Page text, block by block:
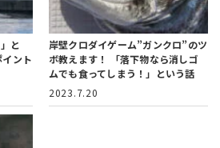
と
ント
岸壁クロダイゲーム”ガンクロ”のツ
ボ教えます！
「落下物なら消しゴ
ムでも食ってしまう！」という話
2023.7.20